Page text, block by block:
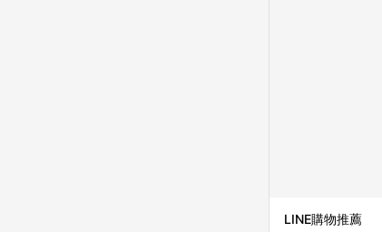
LINE購物推薦